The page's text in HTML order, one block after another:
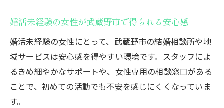
とめ
婚活未経験でも気軽に相談できるサービス
案内
婚活未経験から安心へつながる初回体験の
流れ
婚活未経験の女性が武蔵野市で得られる安心感
婚活未経験の女性にとって、武蔵野市の結婚相談所や地
域サービスは安心感を得やすい環境です。スタッフによ
るきめ細やかなサポートや、女性専用の相談窓口がある
ことで、初めての活動でも不安を感じにくくなっていま
す。